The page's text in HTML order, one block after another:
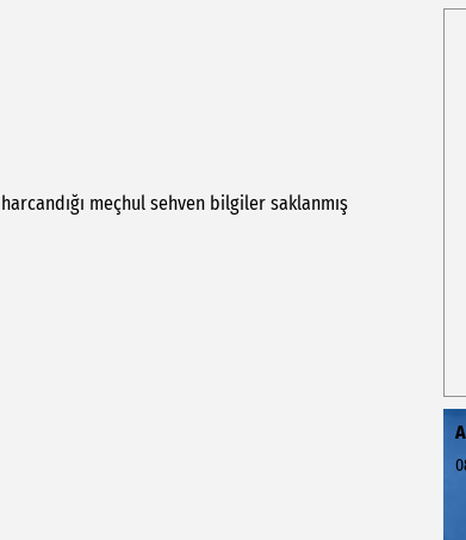
harcandığı meçhul sehven bilgiler saklanmış